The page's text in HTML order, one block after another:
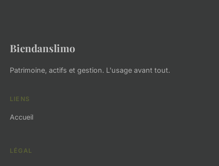
Biendanslimo
Patrimoine, actifs et gestion. L'usage avant tout.
LIENS
Accueil
LÉGAL